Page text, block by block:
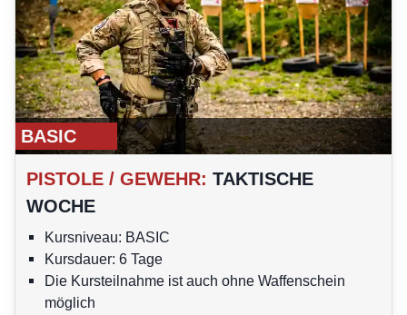
BASIC
PISTOLE / GEWEHR: TAKTISCHE
WOCHE
Kursniveau: BASIC
Kursdauer: 6 Tage
Die Kursteilnahme ist auch ohne Waffenschein
möglich